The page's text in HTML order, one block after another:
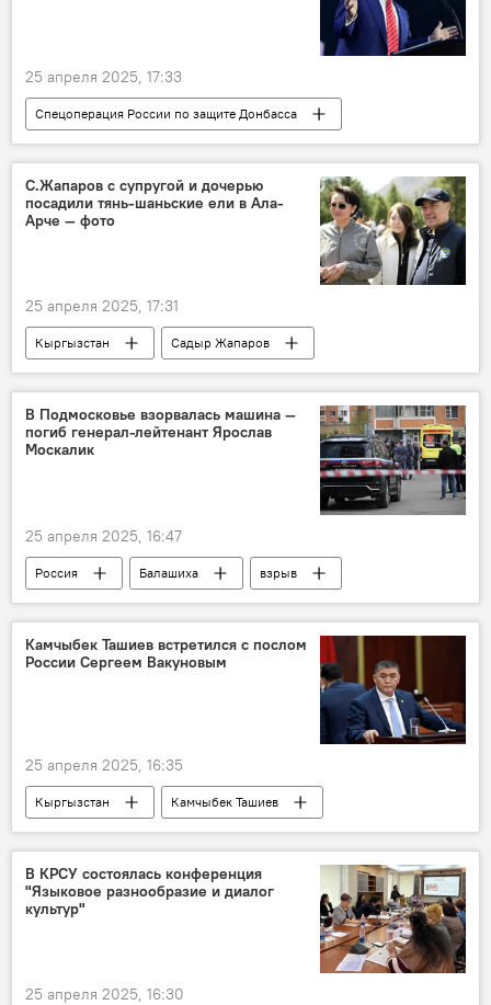
25 апреля 2025, 17:33
Спецоперация России по защите Донбасса
США
Дональд Трамп
Крым
Украина
Россия В мире
С.Жапаров с супругой и дочерью
посадили тянь-шаньские ели в Ала-
Арче — фото
25 апреля 2025, 17:31
Кыргызстан
Садыр Жапаров
Айгуль Жапарова
Ала-Арча
ель
фото
В Подмосковье взорвалась машина —
погиб генерал-лейтенант Ярослав
Москалик
25 апреля 2025, 16:47
Россия Балашиха
взрыв
машина
гибель Ярослав Москалик
Камчыбек Ташиев встретился с послом
России Сергеем Вакуновым
25 апреля 2025, 16:35
Кыргызстан
Камчыбек Ташиев
Сергей Вакунов
встреча
задержание
Россия
В КРСУ состоялась конференция
"Языковое разнообразие и диалог
культур"
25 апреля 2025, 16:30